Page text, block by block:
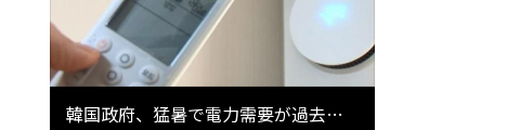
韓国政府、猛暑で電力需要が過去最